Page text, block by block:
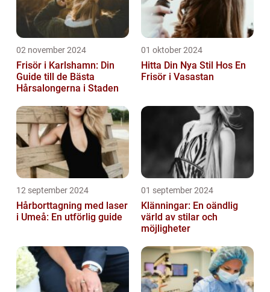
02 november 2024
Frisör i Karlshamn: Din
Guide till de Bästa
Hårsalongerna i Staden
01 oktober 2024
Hitta Din Nya Stil Hos En
Frisör i Vasastan
12 september 2024
Hårborttagning med laser
i Umeå: En utförlig guide
01 september 2024
Klänningar: En oändlig
värld av stilar och
möjligheter